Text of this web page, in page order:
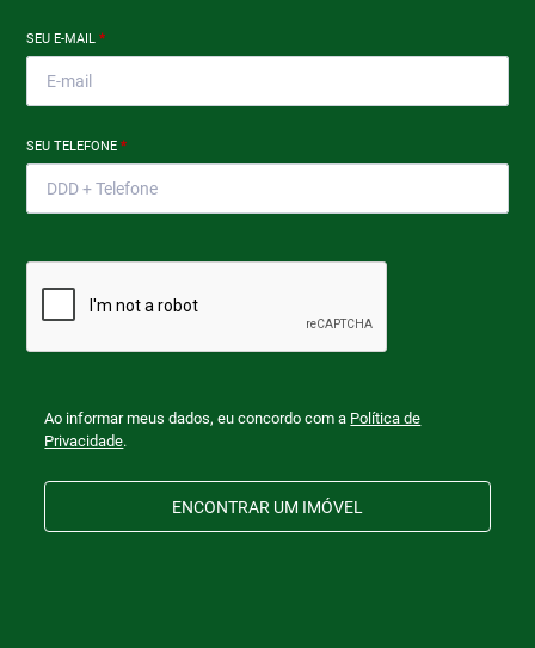
SEU E-MAIL*
SEU TELEFONE*
Ao informar meus dados, eu concordo com a Política de
Privacidade.
ENCONTRAR UM IMÓVEL